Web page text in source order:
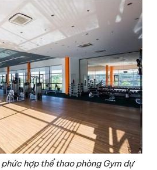
hợp thể thao phòng Gym dự